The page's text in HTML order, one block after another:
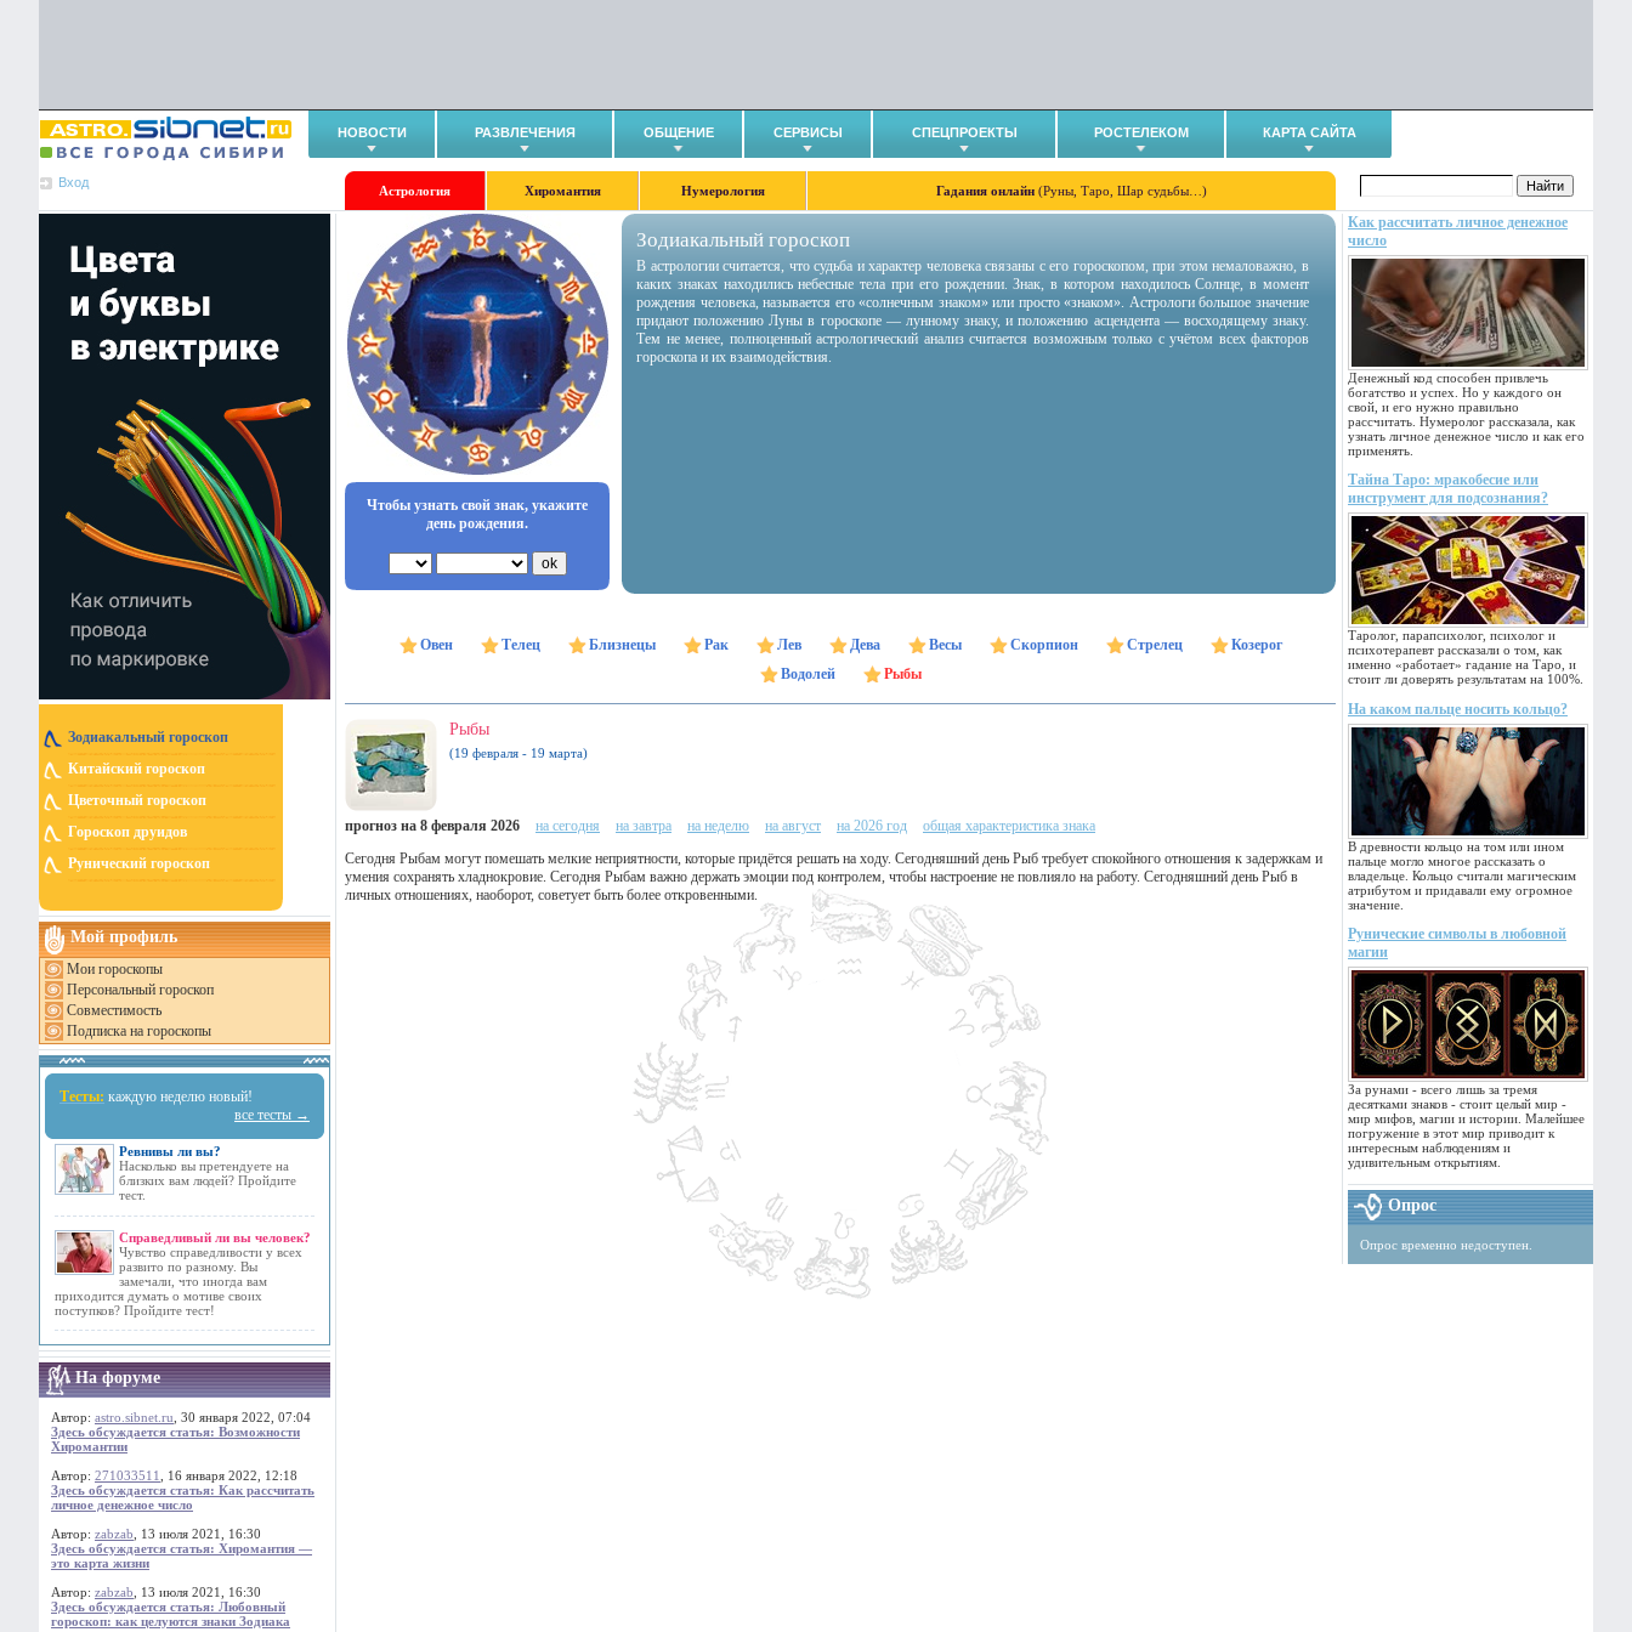
НОВОСТИ РАЗВЛЕЧЕНИЯ ОБЩЕНИЕ СЕРВИСЫ СПЕЦПРОЕКТЫ РОСТЕЛЕКОМ КАРТА САЙТА
Вход
Астрология Хиромантия Нумерология Гадания онлайн (Руны, Таро, Шар судьбы…)
Зодиакальный гороскоп
Китайский гороскоп
Цветочный гороскоп
Гороскоп друидов
Рунический гороскоп
Мой профиль
Мои гороскопы
Персональный гороскоп
Совместимость
Подписка на гороскопы
Тесты: каждую неделю новый!
все тесты →
Ревнивы ли вы?
Насколько вы претендуете на
близких вам людей? Пройдите
тест.
Справедливый ли вы человек?
Чувство справедливости у всех
развито по разному. Вы
замечали, что иногда вам
приходится думать о мотиве своих
поступков? Пройдите тест!
На форуме
Автор: astro.sibnet.ru , 30 января 2022, 07:04
Здесь обсуждается статья: Возможности
Хиромантии
Автор: 271033511
, 16 января 2022, 12:18
Здесь обсуждается статья: Как рассчитать
личное денежное число
Автор: zabzab , 13 июля 2021, 16:30
Здесь обсуждается статья: Хиромантия —
это карта жизни
Автор: zabzab , 13 июля 2021, 16:30
Здесь обсуждается статья: Любовный
гороскоп: как целуются знаки Зодиака
Как рассчитать личное денежное
число
Денежный код способен привлечь
богатство и успех. Но у каждого он
свой, и его нужно правильно
рассчитать. Нумеролог рассказала, как
узнать личное денежное число и как его
применять.
Тайна Таро: мракобесие или
инструмент для подсознания?
Таролог, парапсихолог, психолог и
психотерапевт рассказали о том, как
именно «работает» гадание на Таро, и
стоит ли доверять результатам на 100%.
На каком пальце носить кольцо?
В древности кольцо на том или ином
пальце могло многое рассказать о
владельце. Кольцо считали магическим
атрибутом и придавали ему огромное
значение.
Рунические символы в любовной
магии
За рунами - всего лишь за тремя
десятками знаков - стоит целый мир -
мир мифов, магии и истории. Малейшее
погружение в этот мир приводит к
интересным наблюдениям и
удивительным открытиям.
Опрос
Опрос временно недоступен.
Чтобы узнать свой знак, укажите
день рождения.
Зодиакальный гороскоп
В астрологии считается, что судьба и характер человека связаны с его гороскопом, при этом немаловажно, в
каких знаках находились небесные тела при его рождении. Знак, в котором находилось Солнце, в момент
рождения человека, называется его «солнечным знаком» или просто «знаком». Астрологи большое значение
придают положению Луны в гороскопе — лунному знаку, и положению асцендента — восходящему знаку.
Тем не менее, полноценный астрологический анализ считается возможным только с учётом всех факторов
гороскопа и их взаимодействия.
Овен Телец Близнецы Рак Лев Дева Весы Скорпион Стрелец
Козерог
Водолей
Рыбы
Рыбы
(19 февраля - 19 марта)
прогноз на 8 февраля 2026 на сегодня на завтра на неделю на август на 2026 год
общая характеристика знака
Сегодня Рыбам могут помешать мелкие неприятности, которые придётся решать на ходу. Сегодняшний день Рыб требует спокойного отношения к задержкам и
умения сохранять хладнокровие. Сегодня Рыбам важно держать эмоции под контролем, чтобы настроение не повлияло на работу. Сегодняшний день Рыб в
личных отношениях, наоборот, советует быть более откровенными.